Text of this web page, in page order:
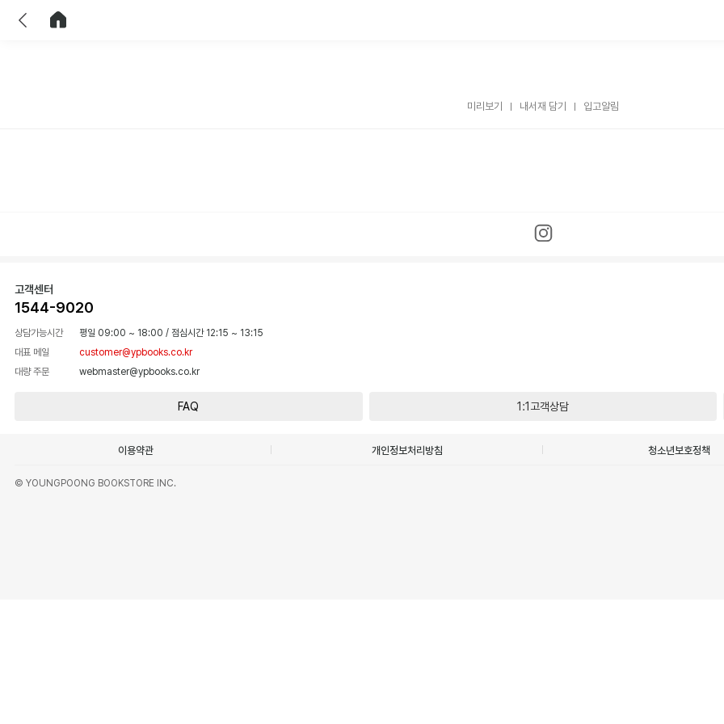
미리보기 내서재 담기 입고알림
고객센터
1544-9020
상담가능시간 평일 09:00 ~ 18:00 / 점심시간 12:15 ~ 13:15
대표 메일
customer@ypbooks.co.kr
대량 주문
webmaster@ypbooks.co.kr
FAQ 1:1고객상담
이용약관 개인정보처리방침 청소년보호정책
© YOUNGPOONG BOOKSTORE INC.